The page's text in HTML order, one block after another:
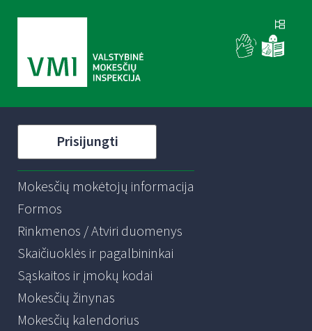
Prisijungti
Mokesčių mokėtojų informacija
Formos
Rinkmenos / Atviri duomenys
Skaičiuoklės ir pagalbininkai
Sąskaitos ir įmokų kodai
Mokesčių žinynas
Mokesčių kalendorius